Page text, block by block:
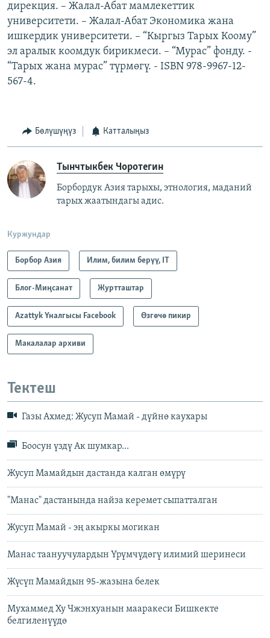
дирекция. – Жалал-Абат мамлекеттик
университети. – Жалал-Абат Экономика жана
ишкердик университети. – “Кыргыз Тарых Коому”
эл аралык коомдук бирикмеси. – “Мурас” фонду. -
“Тарых жана мурас” түрмөгү. - ISBN 978-9967-12-
567-4.
Бөлүшүңүз Катталыңыз
Тынчтыкбек Чоротегин
Борбордук Азия тарыхы, этнология, маданий
тарых жаатындагы адис.
Куржундар
Борбор Азия Илим, билим берүү, IT
Блог-Миңсанат Журтташтар
Azattyk Үналгысы Facebook Өзгөчө пикир
Макалалар архиви
Тектеш
Газы Ахмед: Жусуп Мамай - дүйнө каухары
Боосун үздү Ак шумкар...
Жусуп Мамайдын дастанда калган өмүрү
"Манас" дастанында найза керемет сыпатталган
Жусуп Мамай - эң акыркы могикан
Манас таануучулардын Үрүмчүдөгү илимий шеринеси
Жүсүп Мамайдын 95-жазына белек
Мухаммед Ху Чжэнхуанын мааракеси Бишкекте
белгиленүүдө